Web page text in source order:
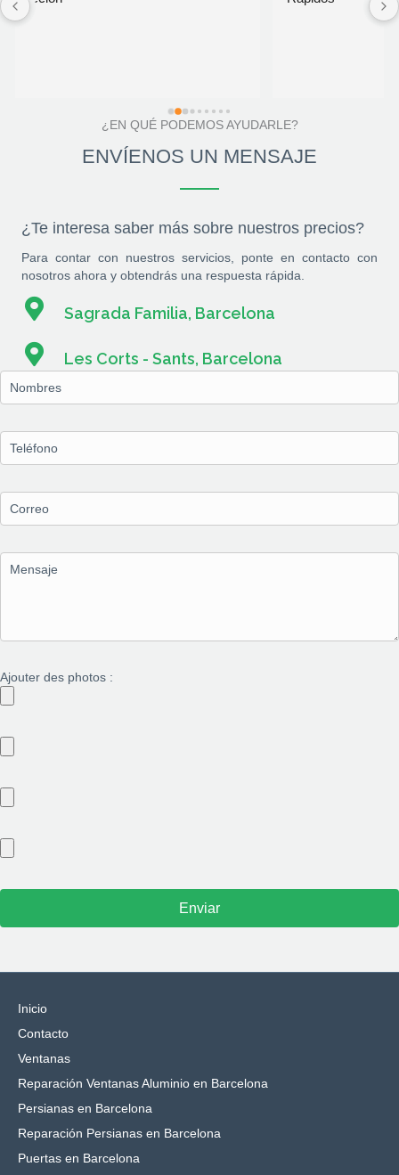
¿EN QUÉ PODEMOS AYUDARLE?
ENVÍENOS UN MENSAJE
¿Te interesa saber más sobre nuestros precios?
Para contar con nuestros servicios, ponte en contacto con
nosotros ahora y obtendrás una respuesta rápida.
Sagrada Familia, Barcelona
Les Corts - Sants, Barcelona
Ajouter des photos :
Inicio
Contacto
Ventanas
Reparación Ventanas Aluminio en Barcelona
Persianas en Barcelona
Reparación Persianas en Barcelona
Puertas en Barcelona